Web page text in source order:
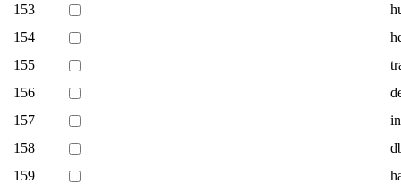
153
154
155
156
157
158
159